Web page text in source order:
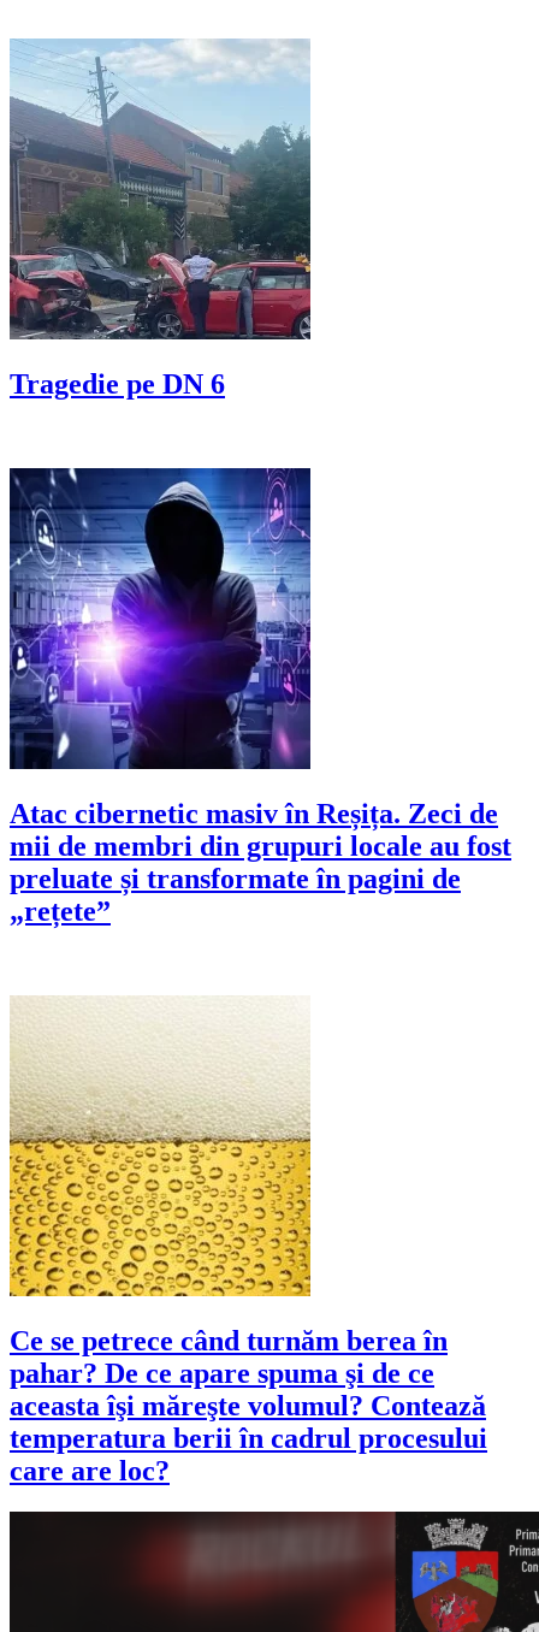
Tragedie pe DN 6
Atac cibernetic masiv în Reșița. Zeci de
mii de membri din grupuri locale au fost
preluate și transformate în pagini de
„rețete”
Ce se petrece când turnăm berea în
pahar? De ce apare spuma şi de ce
aceasta îşi măreşte volumul? Contează
temperatura berii în cadrul procesului
care are loc?